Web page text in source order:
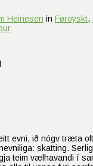
Heinesen in Føroyskt,
evni, ið nógv træta
skatting.
teim vælhavandi í